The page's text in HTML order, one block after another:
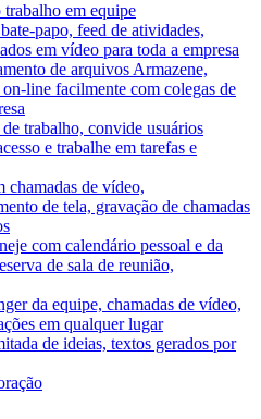
em equipe
papo, feed de atividades,
em vídeo para toda a empresa
de arquivos Armazene,
line facilmente com colegas de
trabalho, convide usuários
e trabalhe em tarefas e
chamadas de vídeo,
de tela, gravação de chamadas
com calendário pessoal e da
de sala de reunião,
da equipe, chamadas de vídeo,
em qualquer lugar
de ideias, textos gerados por